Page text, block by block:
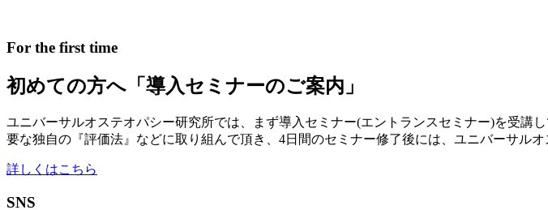
For the first time
初めての方へ 「導入セミナーのご案内」
ユニバーサルオステオパシー研究所では、まず導入セミナー(エントランスセミナー)を受講し
要な独自の『評価法』などに取り組んで頂き、4日間のセミナー修了後には、ユニバーサル
詳しくはこちら
SNS